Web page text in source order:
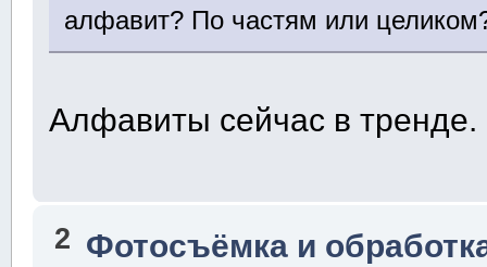
алфавит? По частям или
Алфавиты сейчас в тренде.
2 Фотосъёмка и